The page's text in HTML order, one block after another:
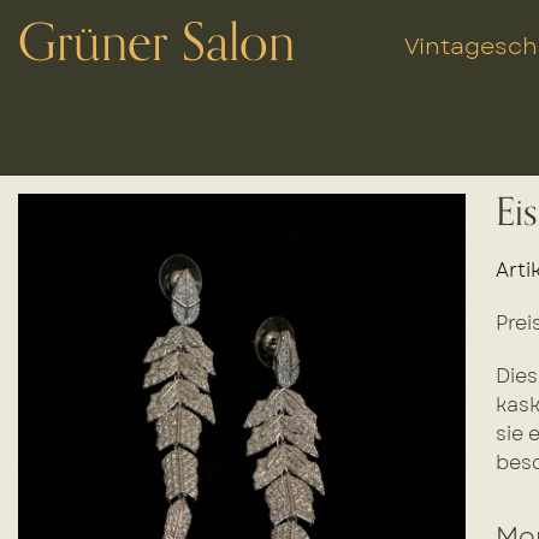
Grüner Salon
sie